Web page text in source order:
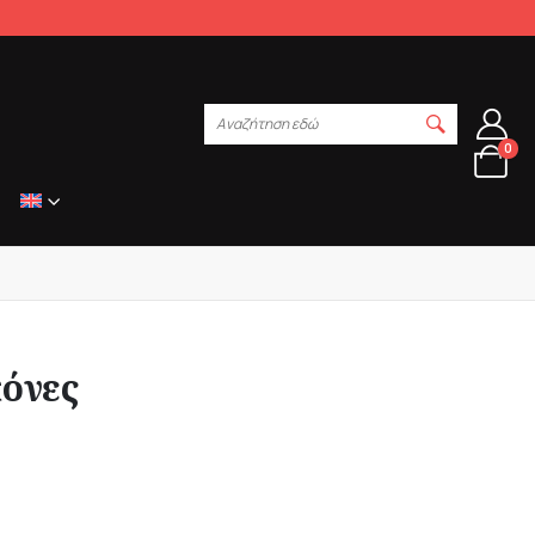
Αναζήτηση εδώ
0